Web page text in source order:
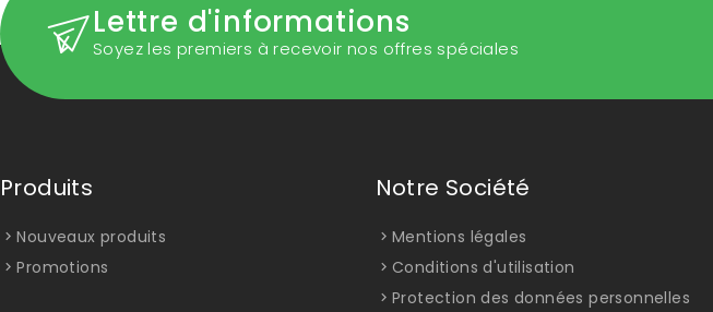
Lettre d'informations
Soyez les premiers à recevoir nos offres spéciales
Produits
Nouveaux produits
Promotions
Notre Société
Mentions légales
Conditions d'utilisation
Protection des données personnelles